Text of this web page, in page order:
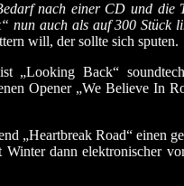
nach einer CD und die
nun auch als auf 300
will, der sollte sich sputen.
„Looking Back“
Opener „We Believe In
„Heartbreak Road“ einen
dann elektronischer